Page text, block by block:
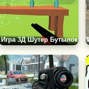
Игра 3Д Шутер Бутылок